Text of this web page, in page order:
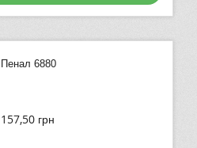
Пенал 6880
157,50 грн